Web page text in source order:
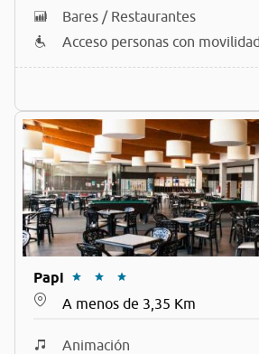
Bares / Restaurantes
Acceso personas con
Papi
A menos de 3,35 Km
Animación